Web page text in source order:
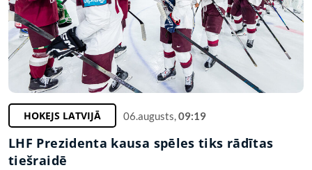
HOKEJS LATVIJĀ 06.augusts, 09:19
LHF Prezidenta kausa spēles tiks rādītas
tiešraidē